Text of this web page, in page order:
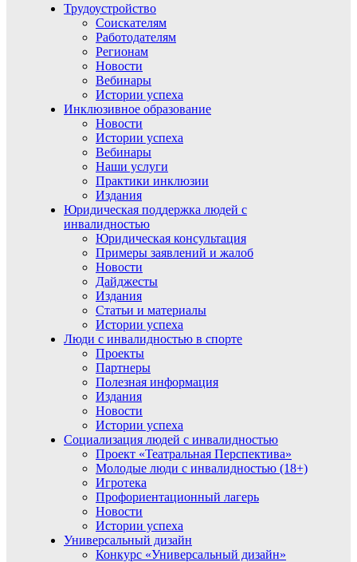
Трудоустройство
Соискателям
Работодателям
Регионам
Новости
Вебинары
Истории успеха
Инклюзивное образование
Новости
Истории успеха
Вебинары
Наши услуги
Практики инклюзии
Издания
Юридическая поддержка людей с
инвалидностью
Юридическая консультация
Примеры заявлений и жалоб
Новости
Дайджесты
Издания
Статьи и материалы
Истории успеха
Люди с инвалидностью в спорте
Проекты
Партнеры
Полезная информация
Издания
Новости
Истории успеха
Социализация людей с инвалидностью
Проект «Театральная Перспектива»
Молодые люди с инвалидностью (18+)
Игротека
Профориентационный лагерь
Новости
Истории успеха
Универсальный дизайн
Конкурс «Универсальный дизайн»